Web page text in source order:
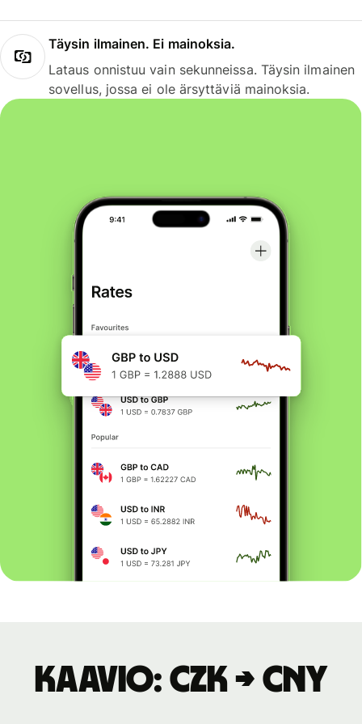
Täysin ilmainen. Ei mainoksia.
Lataus onnistuu vain sekunneissa. Täysin ilmainen
sovellus, jossa ei ole ärsyttäviä mainoksia.
Kaavio: CZK → CNY